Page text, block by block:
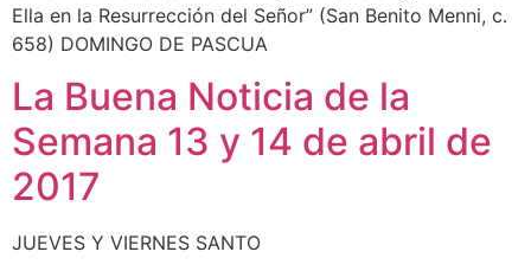
Ella en la Resurrección del Señor” (San Benito Menni, c.
658) DOMINGO DE PASCUA
La Buena Noticia de la
Semana 13 y 14 de abril de
2017
JUEVES Y VIERNES SANTO